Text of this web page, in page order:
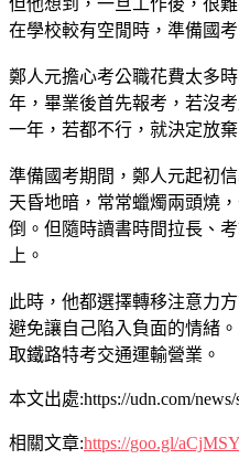
在學校較有空閒時，準備國考
鄭人元擔心考公職花費太多
年，畢業後首先報考，若沒
一年，若都不行，就決定放棄
準備國考期間，鄭人元起初
天昏地暗，常常蠟燭兩頭燒
倒。但隨時讀書時間拉長、
上。
此時，他都選擇轉移注意力
避免讓自己陷入負面的情緒
取鐵路特考交通運輸營業。
本文出處:https://udn.com/
相關文章:https://goo.gl/aCjMSY